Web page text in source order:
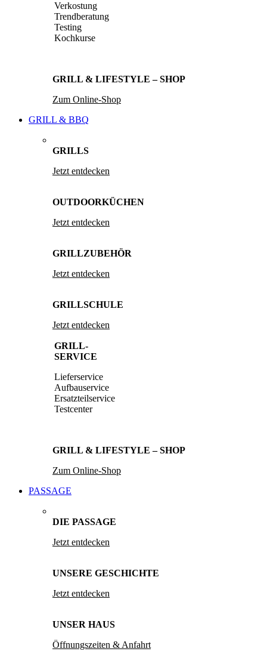
Verkostung
Trendberatung
Testing
Kochkurse
GRILL & LIFESTYLE – SHOP
Zum Online-Shop
GRILL & BBQ
GRILLS
Jetzt entdecken
OUTDOORKÜCHEN
Jetzt entdecken
GRILLZUBEHÖR
Jetzt entdecken
GRILLSCHULE
Jetzt entdecken
GRILL-
SERVICE
Lieferservice
Aufbauservice
Ersatzteilservice
Testcenter
GRILL & LIFESTYLE – SHOP
Zum Online-Shop
PASSAGE
DIE PASSAGE
Jetzt entdecken
UNSERE GESCHICHTE
Jetzt entdecken
UNSER HAUS
Öffnungszeiten & Anfahrt